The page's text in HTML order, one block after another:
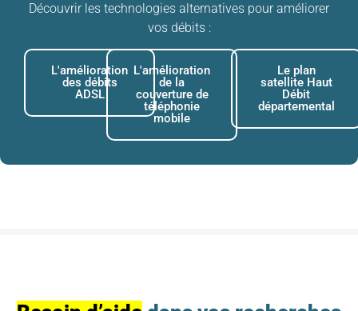
Découvrir les technologies alternatives pour améliorer
vos débits :
L'amélioration
des débits
ADSL
L'amélioration
de la
couverture de
téléphonie
mobile
Le plan
satellite Haut
Débit
départemental